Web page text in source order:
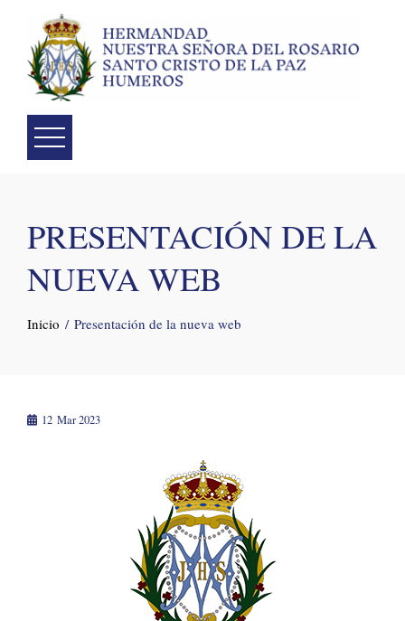
content
PRESENTACIÓN DE LA
NUEVA WEB
Inicio Presentación de la nueva web
12 Mar 2023